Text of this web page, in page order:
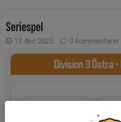
Seriespel
13 dec 2025 0 kommentarer